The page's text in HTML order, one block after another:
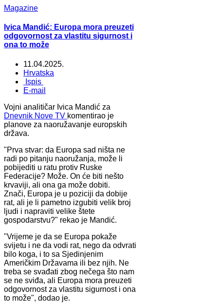
Magazine
Ivica Mandić: Europa mora preuzeti
odgovornost za vlastitu sigurnost i
ona to može
11.04.2025.
Hrvatska
Ispis
E-mail
Vojni analitičar Ivica Mandić za
Dnevnik Nove TV komentirao je
planove za naoružavanje europskih
država.
"Prva stvar: da Europa sad ništa ne
radi po pitanju naoružanja, može li
pobijediti u ratu protiv Ruske
Federacije? Može. On će biti nešto
krvaviji, ali ona ga može dobiti.
Znači, Europa je u poziciji da dobije
rat, ali je li pametno izgubiti velik broj
ljudi i napraviti velike štete
gospodarstvu?" rekao je Mandić.
"Vrijeme je da se Europa pokaže
svijetu i ne da vodi rat, nego da odvrati
bilo koga, i to sa Sjedinjenim
Američkim Državama ili bez njih. Ne
treba se svađati zbog nečega što nam
se ne sviđa, ali Europa mora preuzeti
odgovornost za vlastitu sigurnost i ona
to može", dodao je.